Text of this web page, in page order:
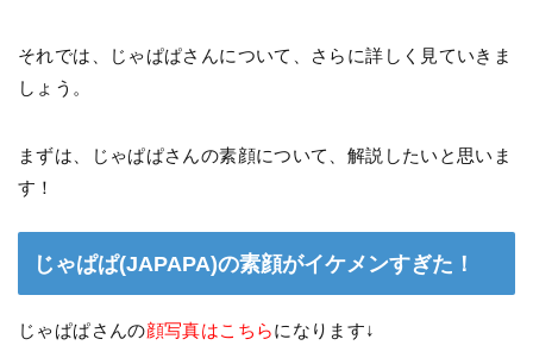
それでは、じゃぱぱさんについて、さらに詳しく見ていきま
しょう。
まずは、じゃぱぱさんの素顔について、解説したいと思いま
す！
じゃぱぱ(JAPAPA)の素顔がイケメンすぎた！
じゃぱぱさんの顔写真はこちらになります↓